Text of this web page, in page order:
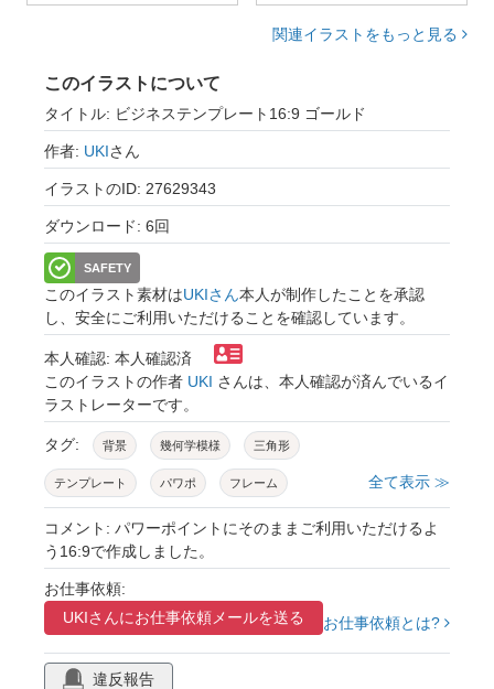
関連イラストをもっと見る
このイラストについて
タイトル: ビジネステンプレート16:9 ゴールド
作者: UKIさん
イラストのID: 27629343
ダウンロード: 6回
SAFETY
このイラスト素材はUKIさん本人が制作したことを承認
し、安全にご利用いただけることを確認しています。
本人確認: 本人確認済
このイラストの作者 UKI さんは、本人確認が済んでいるイ
ラストレーターです。
タグ: 背景 幾何学模様 三角形
テンプレート パワポ フレーム
ビジネス 会社案内 アブストラクト
ゴールド 黄色 キラキラ
図形 モザイク
抽象 結晶 豪華 高級感
ラグジュアリー パターン
全て表示 ≫
コメント: パワーポイントにそのままご利用いただけるよ
う16:9で作成しました。
お仕事依頼:
UKIさんにお仕事依頼メールを送る お仕事依頼とは?
違反報告